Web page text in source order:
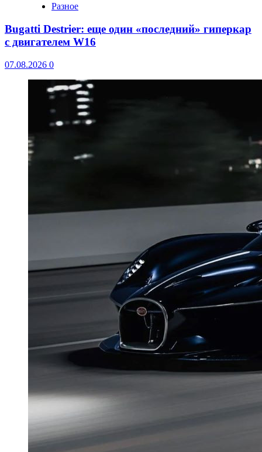
Разное
Bugatti Destrier: еще один «последний» гиперкар
с двигателем W16
07.08.2026 0